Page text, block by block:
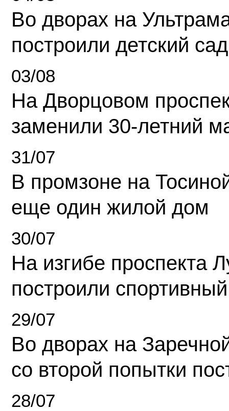
Во дворах на
построили детский сад
03/08
На Дворцовом
заменили 30-летний
31/07
В промзоне на
еще один жилой дом
30/07
На изгибе проспекта
построили
29/07
Во дворах на
со второй попытки
28/07